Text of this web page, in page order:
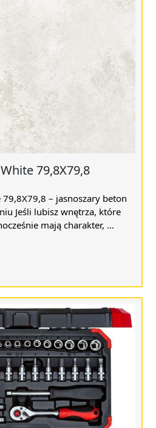
79,8X79,8
– jasnoszary beton
Jeśli lubisz wnętrza, które
mają charakter, ...